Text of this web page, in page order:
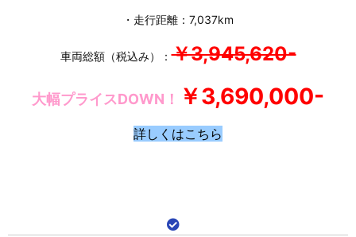
・走行距離：7,037km
車両総額（税込み）：￥3,945,620-
大幅プライスDOWN！ ￥3,690,000-
詳しくはこちら